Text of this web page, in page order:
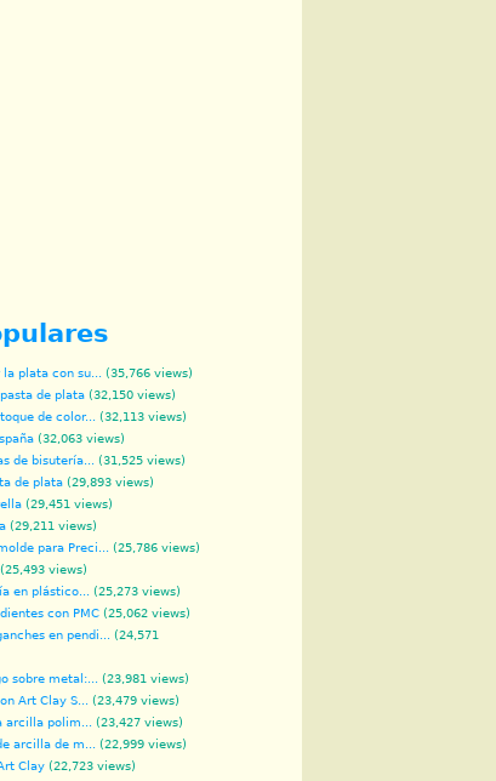
plata con su...
(35,766 views)
de plata (32,150 views)
de color...
(32,113 views)
(32,063 views)
de bisutería...
(31,525 views)
de plata (29,893 views)
(29,451 views)
(29,211 views)
para Preci...
(25,786 views)
(25,493 views)
en plástico...
(25,273 views)
con PMC (25,062 views)
en pendi...
(24,571
sobre metal:...
(23,981 views)
Art Clay S...
(23,479 views)
arcilla polim...
(23,427 views)
arcilla de m...
(22,999 views)
Clay (22,723 views)